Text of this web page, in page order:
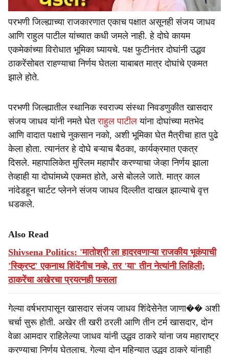
परभणी जिल्ह्याच्या राजकारणात एकाच पक्षात असूनही संजय जाधव
आणि राहुल पाटील यांच्यात कधी जमले नाही. हे दोघे कायम
एकमेकांच्या विरोधात भूमिका घ्यायचे. पक्ष फुटीनंतर दोघांनी उद्धव
ठाकरेंसोबत राहण्याचा निर्णय घेतला याबाबत मात्र दोघांचे एकमत
झाले होते.
परभणी जिल्ह्यातील स्थानिक स्वराज्य संस्था निवडणुकीत खासदार
संजय जाधव यांनी नमते घेतराहुल पाटील यांना दोघांच्या मतभेद
आणि वादात पक्षाचे नुकसान नको, अशी भूमिका घेत मैत्रीचा हात पुढे
केला होता. त्यानंतर हे दोघे बऱ्याच बैठका, कार्यक्रमात एकत्र
दिसले. महापालिकेत मुस्लिम महापौर करण्याचा जेव्हा निर्णय झाला
तेव्हाही या दोघांमध्ये एकमत होते, असे बोलले जाते. मात्र काल
नांदेडहून चार्टट प्लेनने संजय जाधव दिल्लीत दाखल झाल्याचे वृत्त
धडकले.
Also Read
Shivsena Politics: 'मातोश्री'ला हादरवणाऱ्या राजकीय भूकंपाची
'स्क्रिप्ट' एकनाथ शिंदेंनीच नव्हे, तर 'या' तीन नेत्यांनी लिहिली;
ठाकरेंचा अखेरचा प्रयत्नही फसला
गेल्या वर्षभरापासून खासदार संजय जाधव शिंदेसेनेत जाणा�� अशी
चर्चा सुरू होती. अखेर ती खरी ठरली आणि तीन टर्म खासदार, दोन
वेळा आमदार राहिलेल्या जाधव यांनी उद्धव ठाकरे यांना जय महाराष्ट्र
करण्याचा निर्णय घेतलाच. गेल्या दोन महिन्यात उद्धव ठाकरे यांनाही